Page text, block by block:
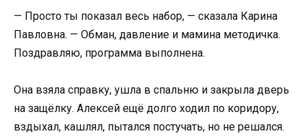
— Просто ты показал весь набор, — сказала Карина
Павловна. — Обман, давление и мамина методичка.
Поздравляю, программа выполнена.
Она взяла справку, ушла в спальню и закрыла дверь
на защёлку. Алексей ещё долго ходил по коридору,
вздыхал, кашлял, пытался постучать, но не решался.